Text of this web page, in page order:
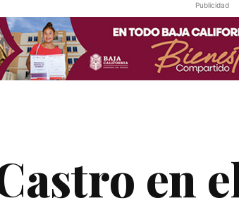
Publicidad
en